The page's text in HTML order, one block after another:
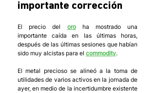
importante corrección
El precio del oro ha mostrado una
importante caída en las últimas horas,
después de las últimas sesiones que habían
sido muy alcistas para el commodity.
El metal precioso se alineó a la toma de
utilidades de varios activos en la jornada de
ayer, en medio de la incertidumbre existente